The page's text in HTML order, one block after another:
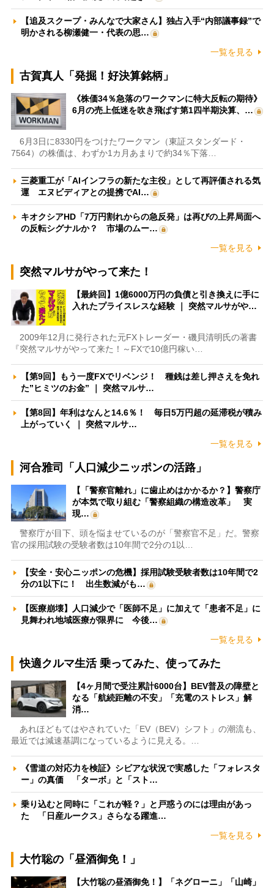
【追及スクープ・みんなで大家さん】独占入手“内部議事録”で
明かされる柳瀬健一・代表の思…
一覧を見る
古賀真人「発掘！好決算銘柄」
《株価34％急落のワークマンに特大反転の期待》
6月の売上低迷を吹き飛ばす第1四半期決算、…
6月3日に8330円をつけたワークマン（東証スタンダード・
7564）の株価は、わずか1カ月あまりで約34％下落…
三菱重工が「AIインフラの新たな主役」として再評価される気
運 エヌビディアとの提携でAI…
キオクシアHD「7万円割れからの急反発」は再びの上昇局面へ
の反転シグナルか？ 市場のムー…
一覧を見る
突然マルサがやって来た！
【最終回】1億6000万円の負債と引き換えに手に
入れたプライスレスな経験 ｜ 突然マルサがや…
2009年12月に発行された元FXトレーダー・磯貝清明氏の著書
『突然マルサがやって来た！～FXで10億円稼い…
【第9回】もう一度FXでリベンジ！ 種銭は差し押さえを免れ
た”ヒミツのお金” ｜ 突然マルサ…
【第8回】年利はなんと14.6％！ 毎日5万円超の延滞税が積み
上がっていく ｜ 突然マルサ…
一覧を見る
河合雅司「人口減少ニッポンの活路」
【「警察官離れ」に歯止めはかかるか？】警察庁
が本気で取り組む「警察組織の構造改革」 実
現…
警察庁が目下、頭を悩ませているのが「警察官不足」だ。警察
官の採用試験の受験者数は10年間で2分の1以…
【安全・安心ニッポンの危機】採用試験受験者数は10年間で2
分の1以下に！ 出生数減がも…
【医療崩壊】人口減少で「医師不足」に加えて「患者不足」に
見舞われ地域医療が限界に 今後…
一覧を見る
快適クルマ生活 乗ってみた、使ってみた
【4ヶ月間で受注累計6000台】BEV普及の障壁と
なる「航続距離の不安」「充電のストレス」解
消…
あれほどもてはやされていた「EV（BEV）シフト」の潮流も、
最近では減速基調になっているように見える。…
《雪道の対応力を検証》シビアな状況で実感した「フォレスタ
ー」の真価 「ターボ」と「スト…
乗り込むと同時に「これが軽？」と戸惑うのには理由があっ
た 「日産ルークス」さらなる躍進…
一覧を見る
大竹聡の「昼酒御免！」
【大竹聡の昼酒御免！】「ネグローニ」「山崎」